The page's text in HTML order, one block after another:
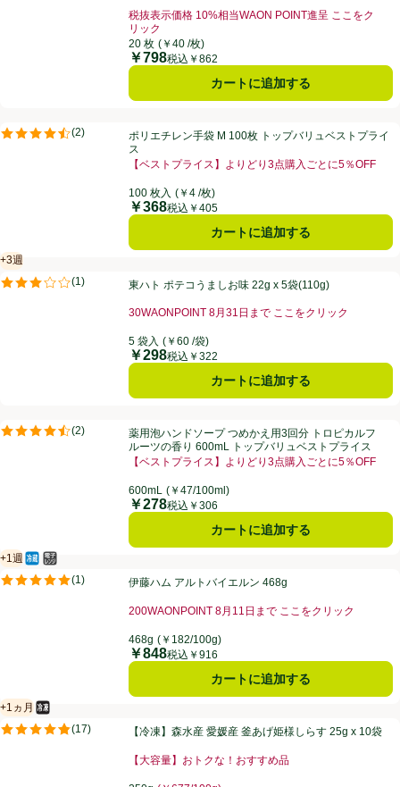
税抜表示価格 10%相当WAON POINT進呈 ここをク
リック
お買い得品名：税抜表示価格 10%相当WAON POINT
20 枚 (￥40 /枚)
価格
￥798税込￥862
カートに追加する
ポリエチレン手袋 M 100枚 トップバリュベストプライス
(2)
評価は2件のレビューで5点中4.5点。ポリエチレン手袋 M 100枚 トップバリュベストプライ
ス
【ベストプライス】よりどり3点購入ごとに5％OFF
100 枚入 (￥4 /枚)
価格
￥368税込￥405
カートに追加する
東ハト ポテコうましお味 22g x 5袋(110g)
+3週
賞味・消費期限保証：3週間
(1)
評価は1件のレビューで5点中3.0点。東ハト ポテコうましお味 22g x 5袋(110g)
30WAONPOINT 8月31日まで ここをクリック
5 袋入 (￥60 /袋)
価格
￥298税込￥322
カートに追加する
薬用泡ハンドソープ つめかえ用3回分 トロピカルフルーツの香り
(2)
評価は2件のレビューで5点中4.5点。薬用泡ハンドソープ つめかえ用3回分 トロピカルフ
ルーツの香り 600mL トップバリュベストプライス
【ベストプライス】よりどり3点購入ごとに5％OFF
600mL (￥47/100ml)
価格
￥278税込￥306
カートに追加する
伊藤ハム アルトバイエルン 468g
+1週
賞味・消費期限保証：１週間
冷蔵食品
電子レンジ使用可
(1 )
評価は1件のレビューで5点中5.0点。伊藤ハム アルトバイエルン 468g
200WAONPOINT 8月11日まで ここをクリック
468g (￥182/100g)
価格
￥848税込￥916
カートに追加する
【冷凍】森水産 愛媛産 釜あげ姫様しらす 25g x 10袋
+1ヵ月
賞味・消費期限保証：1ヵ月
冷凍食品
(17)
評価は17件のレビューで5点中4.8点。【冷凍】森水産 愛媛産 釜あげ姫様しらす 25g x 10袋
【大容量】おトクな！おすすめ品